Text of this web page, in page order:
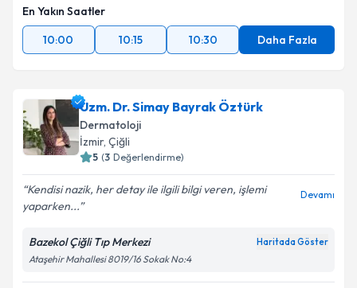
Takvim Talebini Gönder
En Yakın Saatler
10:00
10:15 10:30 Daha Fazla
Uzm. Dr. Simay Bayrak Öztürk
Dermatoloji
İzmir, Çiğli
5 (3 Değerlendirme)
Kendisi nazik, her detay ile ilgili bilgi veren, işlemi
yaparken...
Devamı
Bazekol Çiğli Tıp Merkezi Haritada Göster
Ataşehir Mahallesi 8019/16 Sokak No:4